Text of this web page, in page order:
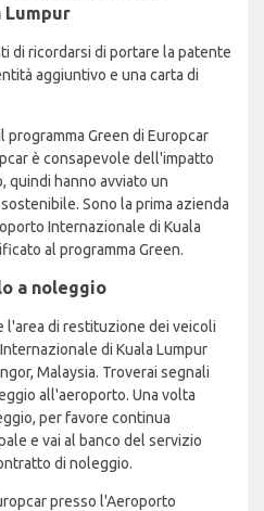
Lumpur
di ricordarsi di portare la patente
aggiuntivo e una carta di
Green di Europcar
è consapevole dell'impatto
quindi hanno avviato un
Sono la prima azienda
Internazionale di Kuala
al programma Green.
a noleggio
l'area di restituzione dei veicoli
di Kuala Lumpur
Malaysia. Troverai segnali
all'aeroporto. Una volta
per favore continua
e vai al banco del servizio
di noleggio.
presso l'Aeroporto